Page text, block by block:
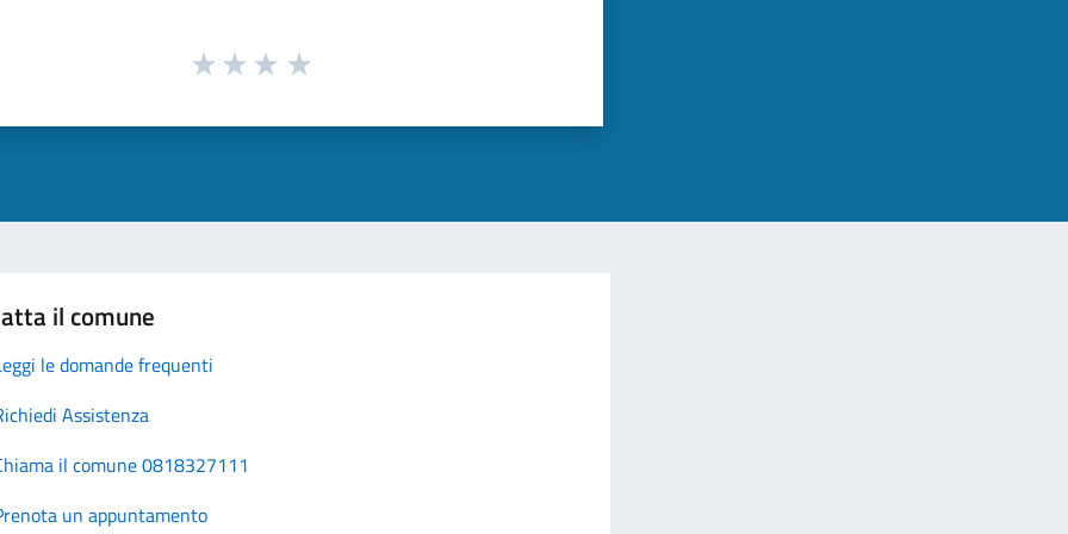
il comune
le domande frequenti
Assistenza
il comune 0818327111
un appuntamento